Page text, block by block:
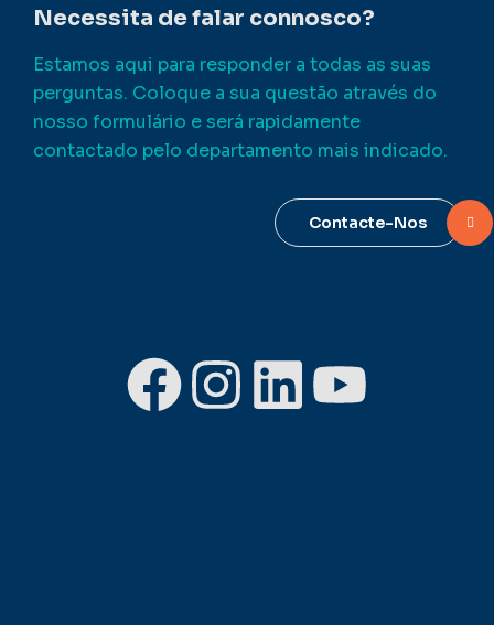
Necessita de falar connosco?
Estamos aqui para responder a todas as suas
perguntas. Coloque a sua questão através do
nosso formulário e será rapidamente
contactado pelo departamento mais indicado.
Contacte-Nos